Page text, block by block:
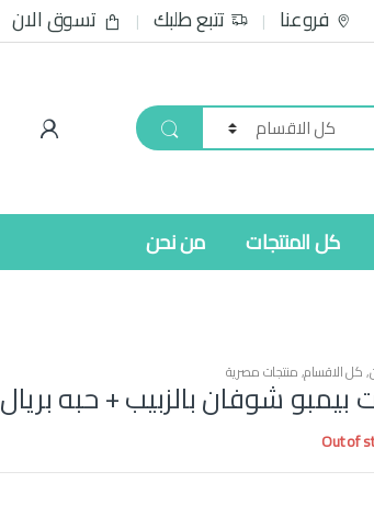
فروعنا تتبع طلبك تسوق الان
كل المنتجات من نحن
,كل الاقسام,منتجات مصرية
شوفان بالزبيب + حبه بريال
Out of